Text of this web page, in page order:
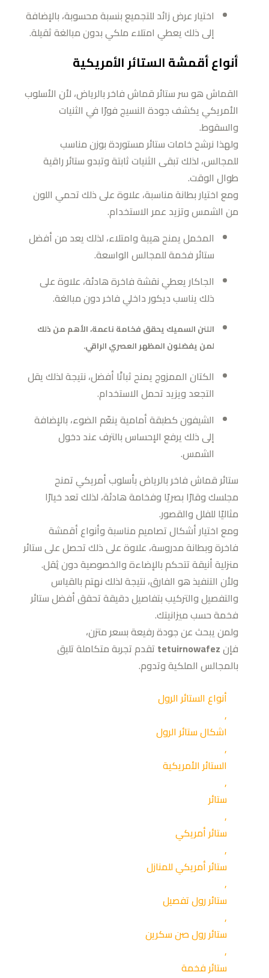
اختيار عرض زائد للتجميع بنسبة محسوبة، بالإضافة
إلى ذلك يعطي امتلاء ملكي بدون مبالغة ثقيلة.
أنواع أقمشة الستائر الأمريكية
القماش هو سر ستائر قماش فاخر بالرياض، لأن الأسلوب
الأمريكي يكشف جودة النسيج فورًا في الثنيات
والسقوط.
ولهذا نرشح خامات ستائر مستوردة بوزن مناسب
للمجالس، لذلك تبقى الثنيات ثابتة وتبدو ستائر راقية
طوال الوقت.
ومع اختيار بطانة مناسبة، علاوة على ذلك تحمي اللون
من الشمس وتزيد عمر الاستخدام.
المخمل يمنح هيبة وامتلاء، لذلك يعد من أفضل
ستائر فخمة للمجالس الواسعة.
الجاكار يعطي نقشة فاخرة هادئة، علاوة على
ذلك يناسب ديكور داخلي فاخر دون مبالغة.
اللنن السميك يحقق فخامة ناعمة، الأهم من ذلك
لمن يفضلون المظهر العصري الراقي.
الكتان الممزوج يمنح ثباتًا أفضل، نتيجة لذلك يقل
التجعد ويزيد تحمل الاستخدام.
الشيفون كطبقة أمامية ينعّم الضوء، بالإضافة
إلى ذلك يرفع الإحساس بالترف عند دخول
الشمس.
ستائر قماش فاخر بالرياض بأسلوب أمريكي تمنح
مجلسك وقارًا بصريًا وفخامة هادئة، لذلك تعد خيارًا
مثاليًا للفلل والقصور.
ومع اختيار أشكال تصاميم مناسبة وأنواع أقمشة
فاخرة وبطانة مدروسة، علاوة على ذلك تحصل على ستائر
منزلية أنيقة تتحكم بالإضاءة والخصوصية دون ثِقل.
ولأن التنفيذ هو الفارق، نتيجة لذلك نهتم بالقياس
والتفصيل والتركيب بتفاصيل دقيقة تحقق أفضل ستائر
فخمة حسب ميزانيتك.
ولمن يبحث عن جودة رفيعة بسعر متزن،
فإنtetuirnowafez تقدم تجربة متكاملة تليق
بالمجالس الملكية وتدوم.
أنواع الستائر الرول
,
اشكال ستائر الرول
,
الستائر الأمريكية
,
ستائر
,
ستائر أمريكي
,
ستائر أمريكي للمنازل
,
ستائر رول تفصيل
,
ستائر رول صن سكرين
,
ستائر فخمة